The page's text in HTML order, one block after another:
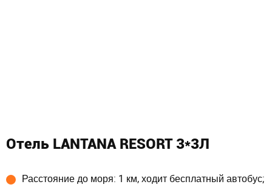
Отель LANTANA RESORT 3*3Л
Расстояние до моря: 1 км, ходит бесплатный автобус;